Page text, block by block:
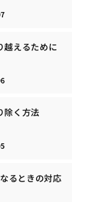
越えるために
除く方法
るときの対応